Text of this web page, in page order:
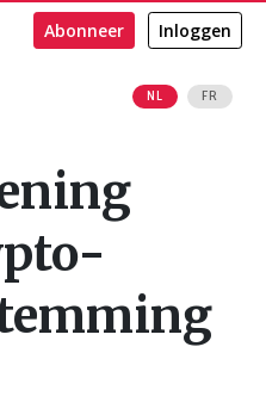
NL FR
Abonneer Inloggen